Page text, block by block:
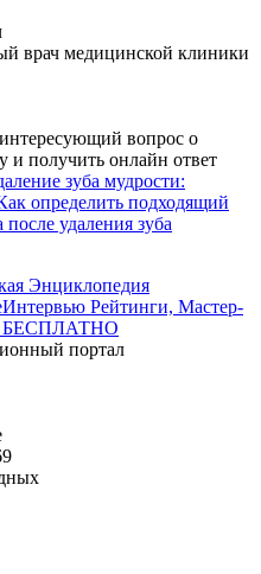
врач медицинской клиники
вопрос о
и получить онлайн ответ
зуба мудрости:
определить подходящий
удаления зуба
Энциклопедия
Интервью Рейтинги, Мастер-
БЕСПЛАТНО
портал